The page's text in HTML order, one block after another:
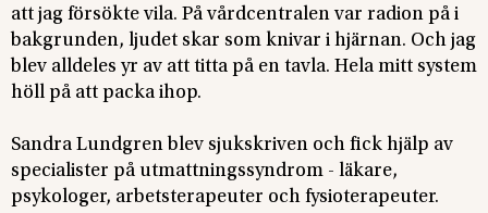
att jag försökte vila. På vårdcentralen var radion på i
bakgrunden, ljudet skar som knivar i hjärnan. Och jag
blev alldeles yr av att titta på en tavla. Hela mitt system
höll på att packa ihop.
Sandra Lundgren blev sjukskriven och fick hjälp av
specialister på utmattningssyndrom - läkare,
psykologer, arbetsterapeuter och fysioterapeuter.